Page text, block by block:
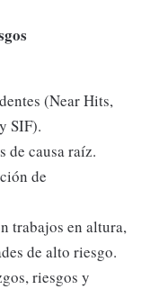
(Near Hits,
SIF).
de causa raíz.
de
trabajos en altura,
de alto riesgo.
riesgos y